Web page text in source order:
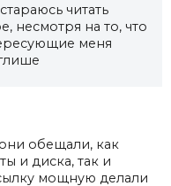
читать
несмотря на то, что
меня
обещали, как
и диска, так и
мощную делали